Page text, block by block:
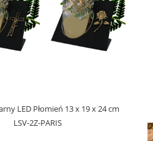
LED Płomień 13 x 19 x 24 cm
LSV-2Z-PARIS